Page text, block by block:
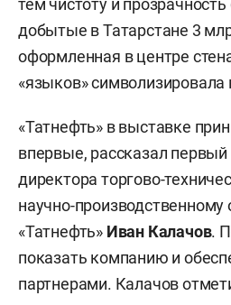
тем чистоту и
добытые в Татарстане 3
оформленная в центре
«языков»
«Татнефть» в выставке
впервые, рассказал первый
директора торгово-
научно-
«Татнефть» Иван Калачов.
показать компанию и
партнерами. Калачов